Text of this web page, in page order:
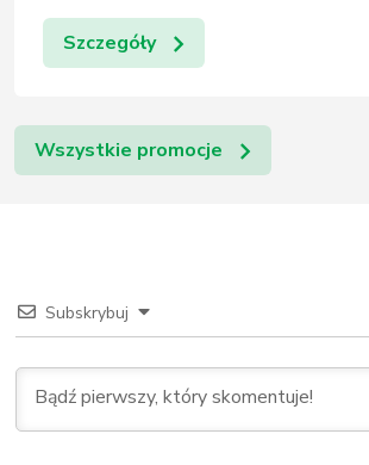
Szczegóły
Wszystkie promocje
Subskrybuj